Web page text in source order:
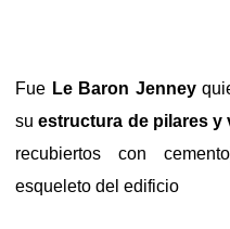
Fue Le Baron Jenney
suestructura de pilares y
recubiertos con
esqueleto del edificio